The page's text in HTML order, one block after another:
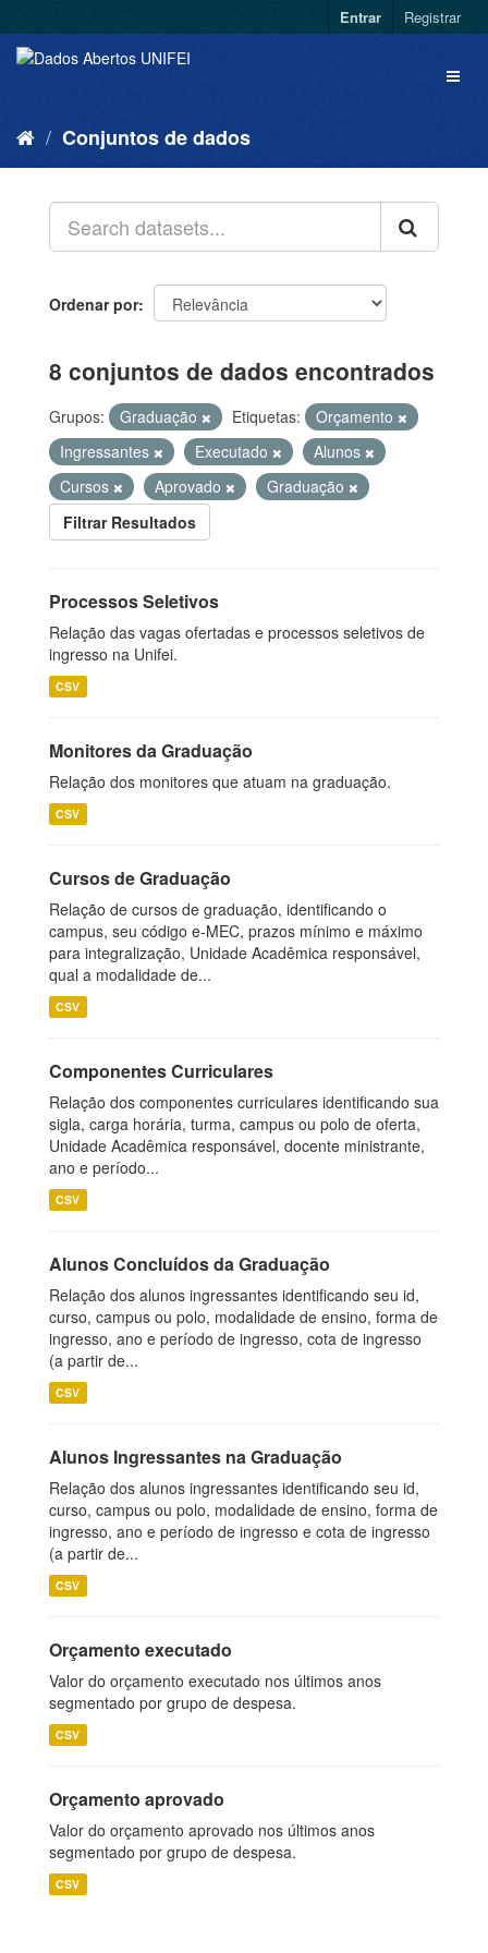
Entrar Registrar
Conjuntos de dados
Ordenar por
8 conjuntos de dados encontrados
Grupos: Graduação Etiquetas:
Orçamento
Ingressantes
Executado
Alunos
Cursos
Aprovado
Graduação
Filtrar Resultados
Processos Seletivos
Relação das vagas ofertadas e processos seletivos de
ingresso na Unifei.
CSV
Monitores da Graduação
Relação dos monitores que atuam na graduação.
CSV
Cursos de Graduação
Relação de cursos de graduação, identificando o
campus, seu código e-MEC, prazos mínimo e máximo
para integralização, Unidade Acadêmica responsável,
qual a modalidade de...
CSV
Componentes Curriculares
Relação dos componentes curriculares identificando sua
sigla, carga horária, turma, campus ou polo de oferta,
Unidade Acadêmica responsável, docente ministrante,
ano e período...
CSV
Alunos Concluídos da Graduação
Relação dos alunos ingressantes identificando seu id,
curso, campus ou polo, modalidade de ensino, forma de
ingresso, ano e período de ingresso, cota de ingresso
(a partir de...
CSV
Alunos Ingressantes na Graduação
Relação dos alunos ingressantes identificando seu id,
curso, campus ou polo, modalidade de ensino, forma de
ingresso, ano e período de ingresso e cota de ingresso
(a partir de...
CSV
Orçamento executado
Valor do orçamento executado nos últimos anos
segmentado por grupo de despesa.
CSV
Orçamento aprovado
Valor do orçamento aprovado nos últimos anos
segmentado por grupo de despesa.
CSV